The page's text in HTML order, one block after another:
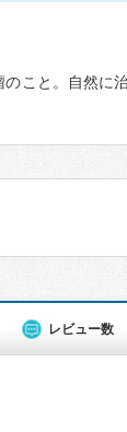
こと。自然に
レビュー数